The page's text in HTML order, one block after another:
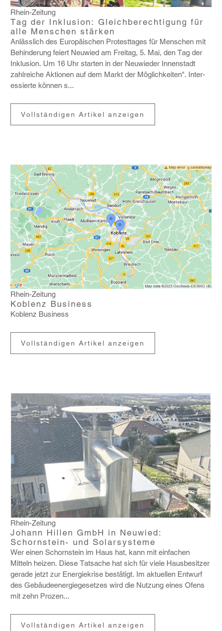
Rhein-Zeitung
Tag der Inklusion: Gleichberechtigung für
alle Menschen stärken
Anläss­lich des Euro­päi­schen Protest­tages für Menschen mit
Behin­de­rung feiert Neuwied am Freitag, 5. Mai, den Tag der
Inklu­sion. Um 16 Uhr starten in der Neuwieder Innen­stadt
zahl­reiche Aktionen auf dem Markt der Möglich­keiten". Inter­
es­sierte können s...
Vollständigen Artikel anzeigen
Rhein-Zeitung
Koblenz Business
Koblenz Busi­ness
Vollständigen Artikel anzeigen
Rhein-Zeitung
Johann Hillen GmbH in Neuwied:
Schornstein- und Solarsysteme
Wer einen Schorn­stein im Haus hat, kann mit einfa­chen
Mitteln heizen. Diese Tatsache hat sich für viele Haus­be­sitzer
gerade jetzt zur Ener­gie­krise bestä­tigt. Im aktu­ellen Entwurf
des Gebäu­de­en­er­gie­ge­setzes wird die Nutzung eines Ofens
mit zehn Prozen...
Vollständigen Artikel anzeigen